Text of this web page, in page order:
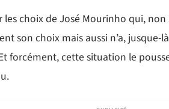
les choix de José Mourinho qui,
son choix mais aussi n’a, jusque-
forcément, cette situation le